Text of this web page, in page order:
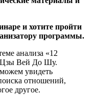
и хотите пройти
программы.
анализа «12
Цзы Вей До Шу.
увидеть
отношений,
другое.